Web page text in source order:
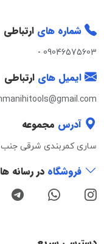
شماره های ارتباطی
09046575603
-
ایمیل های ارتباطی
آدرس مجموعه
ساری کمربندی شرقی جنب
فروشگاه در رسانه ها